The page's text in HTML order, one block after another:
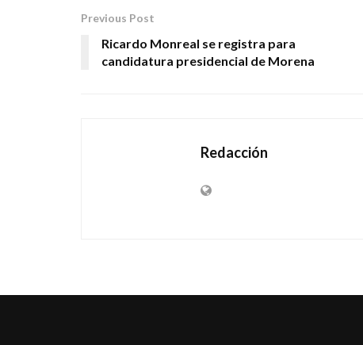
Previous Post
Ricardo Monreal se registra para
candidatura presidencial de Morena
Redacción